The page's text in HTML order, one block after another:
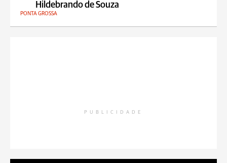
Hildebrando de Souza
PONTA GROSSA
PUBLICIDADE